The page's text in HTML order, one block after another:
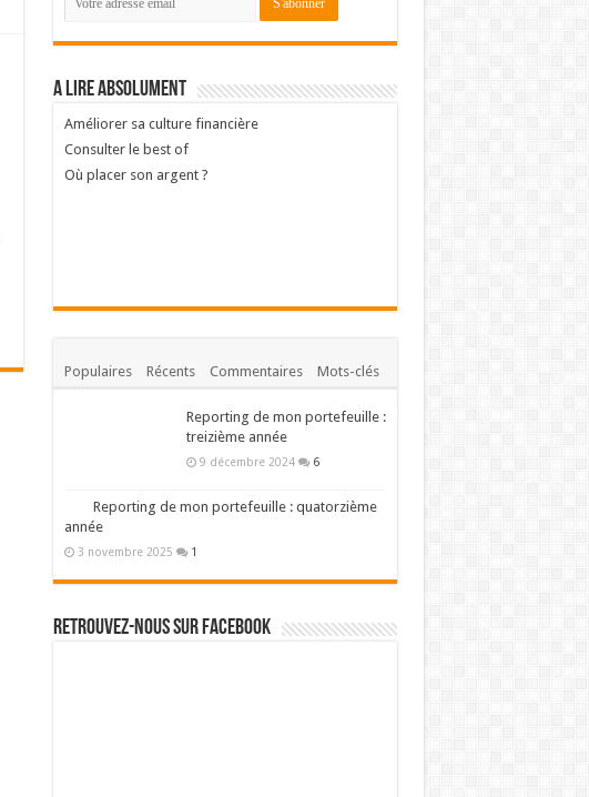
A lire absolument
Améliorer sa culture financière
Consulter le best of
Où placer son argent ?
Populaires Récents Commentaires Mots-clés
Reporting de mon portefeuille :
treizième année
9 décembre 2024 6
Reporting de mon portefeuille : quatorzième
année
3 novembre 2025 1
Retrouvez-nous sur Facebook